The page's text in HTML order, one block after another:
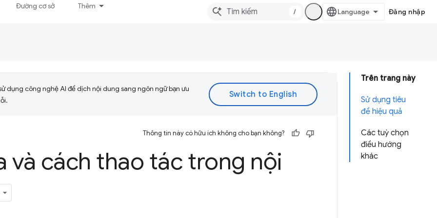
Đường cơ sở Thêm
/ Đăng nhập
Trên trang này
Sử dụng tiêu
đề hiệu quả
Các tuỳ chọn
điều hướng
khác
dụng công nghệ AI để dịch nội dung sang ngôn ngữ bạn ưu
Thông tin này có hữu ích không cho bạn không?
và cách thao tác trong nội